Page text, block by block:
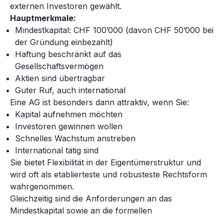
externen Investoren gewählt.
Hauptmerkmale:
Mindestkapital: CHF 100’000 (davon CHF 50’000 bei
der Gründung einbezahlt)
Haftung beschränkt auf das
Gesellschaftsvermögen
Aktien sind übertragbar
Guter Ruf, auch international
Eine AG ist besonders dann attraktiv, wenn Sie:
Kapital aufnehmen möchten
Investoren gewinnen wollen
Schnelles Wachstum anstreben
International tätig sind
Sie bietet Flexibilität in der Eigentümerstruktur und
wird oft als etablierteste und robusteste Rechtsform
wahrgenommen.
Gleichzeitig sind die Anforderungen an das
Mindestkapital sowie an die formellen